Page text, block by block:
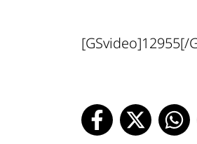
[GSvideo]12955[/